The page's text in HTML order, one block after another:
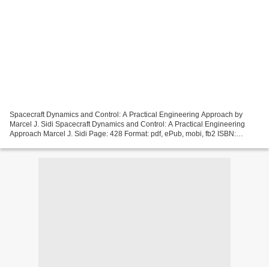
Spacecraft Dynamics and Control: A Practical Engineering Approach by
Marcel J. Sidi Spacecraft Dynamics and Control: A Practical Engineering
Approach Marcel J. Sidi Page: 428 Format: pdf, ePub, mobi, fb2 ISBN: